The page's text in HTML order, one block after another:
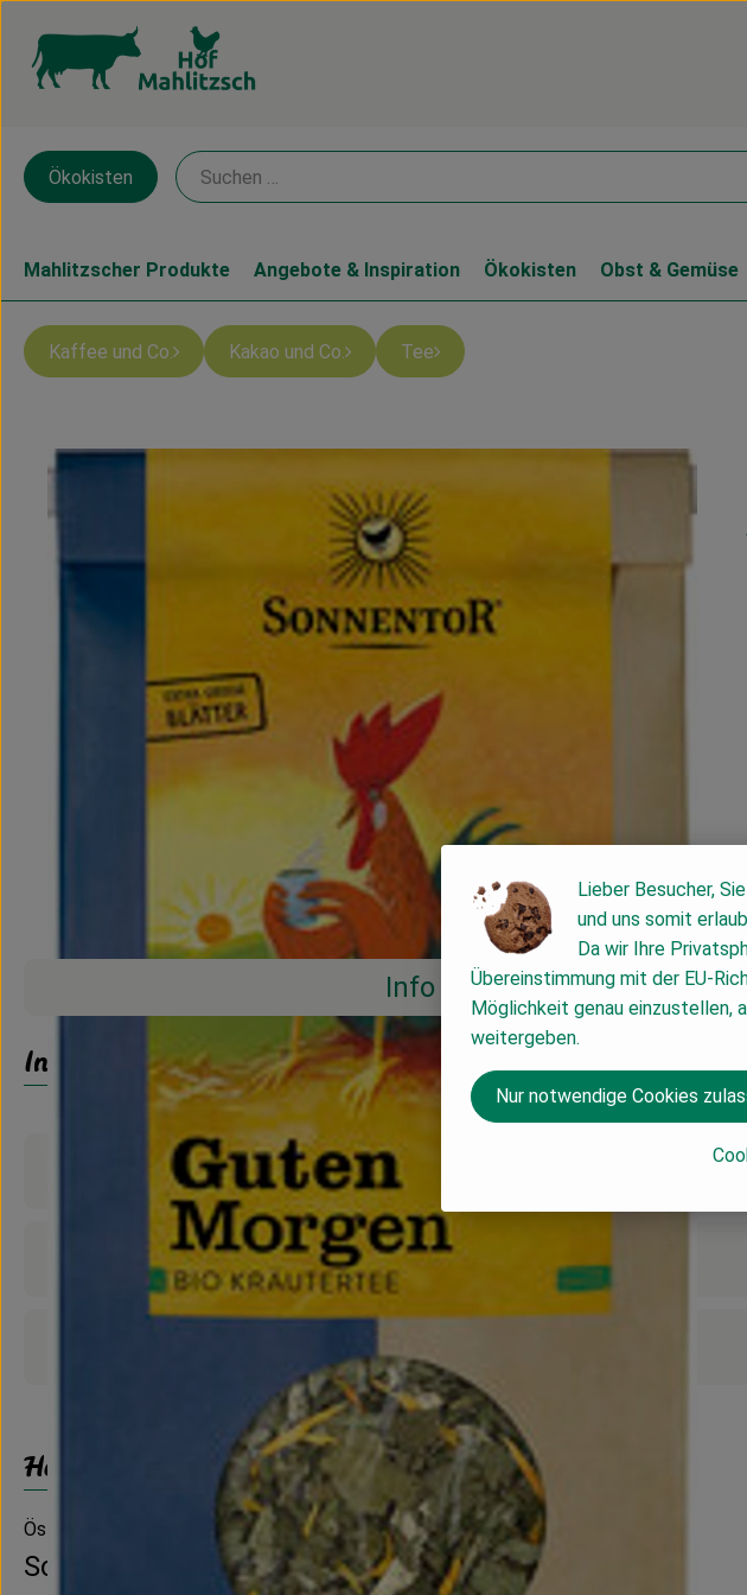
Ökokisten
Mahlitzscher Produkte Angebote & Inspiration Ökokisten Obst & Gemüse
Kaffee und Co. Kakao und Co. Tee
Info
Info
Produktinformationen
Nährwert-Info
Herkunft
Österreich
Sonnentor
Lieber Besucher,
und uns somit
Da wir Ihre
Übereinstimmung mit der EU-
Möglichkeit genau einzustellen,
weitergeben.
Nur notwendige Cookies